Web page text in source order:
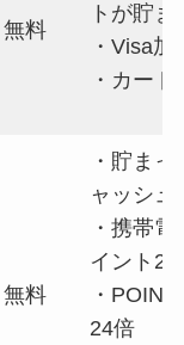
無料
トが貯ま
・Visa
・カー
無料
・貯ま
ャッシュ
・携帯
イント2
・
24倍